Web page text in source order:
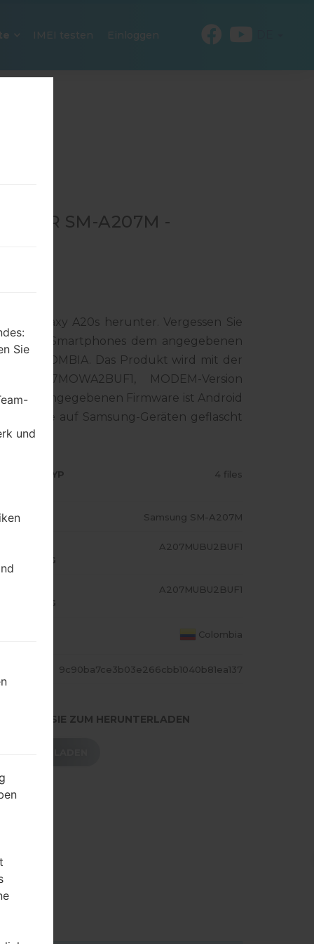
IMEI testen Einloggen
FÜR SM-A207M -
Galaxy A20s herunter. Vergessen Sie
Ihres Smartphones dem angegebenen
für COLOMBIA. Das Produkt wird mit der
A207MOWA2BUF1, MODEM-Version
der angegebenen Firmware ist Android
auf Samsung-Geräten geflascht
TYP 4 files
Samsung SM-A207M
A207MUBU2BUF1
A207MUBU2BUF1
Colombia
9c90ba7ce3b03e266cbb1040b81ea137
SIE ZUM HERUNTERLADEN
Sie
und